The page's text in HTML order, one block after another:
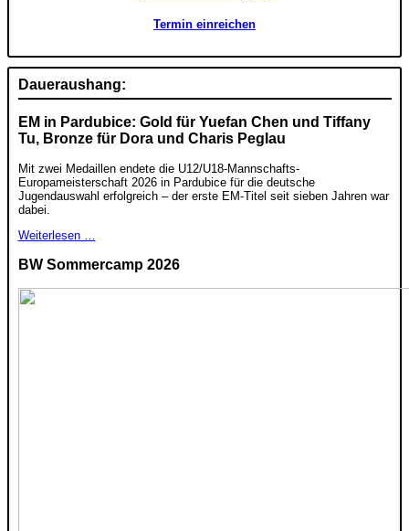
Termin einreichen
Daueraushang:
EM in Pardubice: Gold für Yuefan Chen und Tiffany
Tu, Bronze für Dora und Charis Peglau
Mit zwei Medaillen endete die U12/U18-Mannschafts-
Europameisterschaft 2026 in Pardubice für die deutsche
Jugendauswahl erfolgreich – der erste EM-Titel seit sieben Jahren war
dabei.
Weiterlesen …
BW Sommercamp 2026